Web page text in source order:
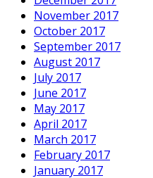
November 2017
October 2017
September 2017
August 2017
July 2017
June 2017
May 2017
April 2017
March 2017
February 2017
January 2017